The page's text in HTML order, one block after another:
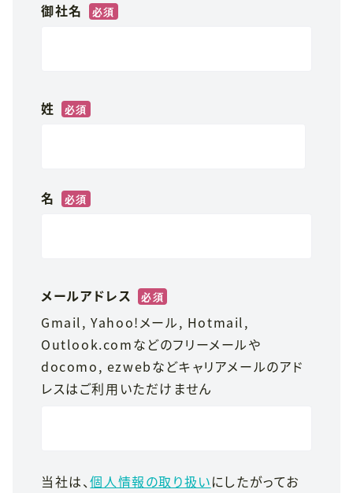
御社名
姓 *
名 *
メールアドレス
Gmail, Yahoo!メール, Hotmail,
Outlook.comなどのフリーメールや
docomo, ezwebなどキャリアメールのアド
レスはご利用いただけません
当社は、個人情報の取り扱いにしたがってお